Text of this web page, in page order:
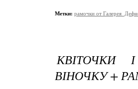
Метки: рамочки от
КВІТОЧКИ
ВІНОЧКУ +